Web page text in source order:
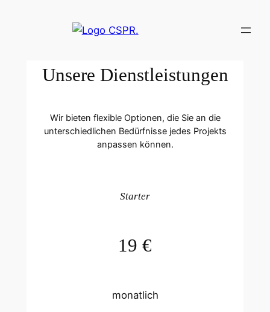
Unsere Dienstleistungen
Wir bieten flexible Optionen, die Sie an die
unterschiedlichen Bedürfnisse jedes Projekts
anpassen können.
Starter
19 €
monatlich